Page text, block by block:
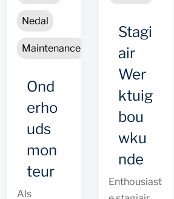
Nedal
Maintenance
Ond
erho
uds
mon
teur
Als
Stagi
air
Wer
ktuig
bou
wku
nde
Enthousiast